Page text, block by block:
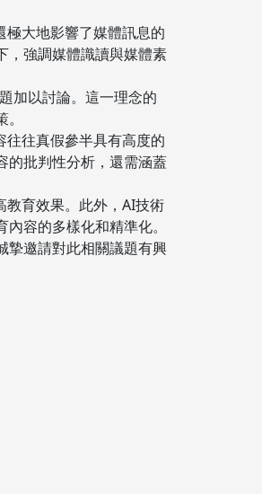
大地影響了媒體訊息的
，強調媒體識讀與媒體素
加以討論。這一理念的
往真假參半具有高度的
的批判性分析，還需涵蓋
教育效果。此外，AI技術
容的多樣化和精準化。
摯邀請對此相關議題有興